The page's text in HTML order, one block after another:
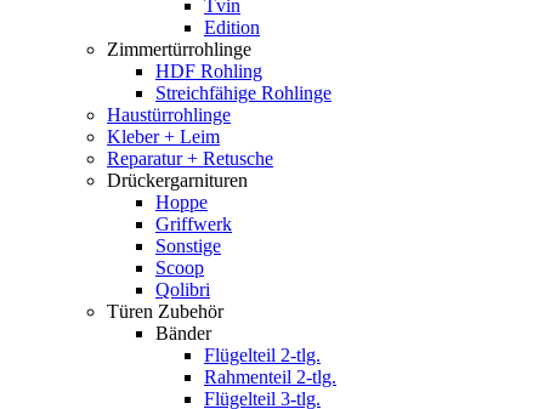
Tvin
Edition
Zimmertürrohlinge
HDF Rohling
Streichfähige Rohlinge
Haustürrohlinge
Kleber + Leim
Reparatur + Retusche
Drückergarnituren
Hoppe
Griffwerk
Sonstige
Scoop
Qolibri
Türen Zubehör
Bänder
Flügelteil 2-tlg.
Rahmenteil 2-tlg.
Flügelteil 3-tlg.